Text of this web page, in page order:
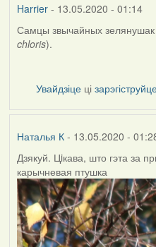
Harrier- 13.05.2020 - 01:14
In
reply
Наталья
К
Самцы звычайных
chloris).
Увайдзіце ці
Наталья К- 13.05.2020 -
In
reply
to
by
Harrier
Дзякуй. Цiкава, што гэта за
карычневая птушка